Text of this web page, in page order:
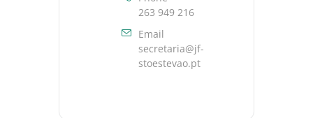
263 949 216
Email
secretaria@jf-
stoestevao.pt